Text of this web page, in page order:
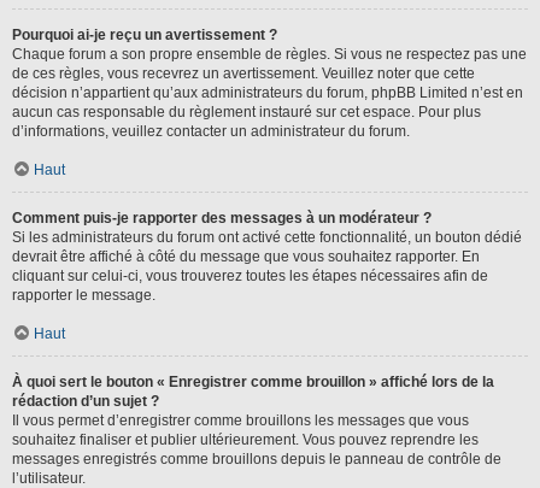
Pourquoi ai-je reçu un avertissement ?
Chaque forum a son propre ensemble de règles. Si vous ne respectez pas une
de ces règles, vous recevrez un avertissement. Veuillez noter que cette
décision n’appartient qu’aux administrateurs du forum, phpBB Limited n’est en
aucun cas responsable du règlement instauré sur cet espace. Pour plus
d’informations, veuillez contacter un administrateur du forum.
Haut
Comment puis-je rapporter des messages à un modérateur ?
Si les administrateurs du forum ont activé cette fonctionnalité, un bouton dédié
devrait être affiché à côté du message que vous souhaitez rapporter. En
cliquant sur celui-ci, vous trouverez toutes les étapes nécessaires afin de
rapporter le message.
Haut
À quoi sert le bouton « Enregistrer comme brouillon » affiché lors de la
rédaction d’un sujet ?
Il vous permet d’enregistrer comme brouillons les messages que vous
souhaitez finaliser et publier ultérieurement. Vous pouvez reprendre les
messages enregistrés comme brouillons depuis le panneau de contrôle de
l’utilisateur.